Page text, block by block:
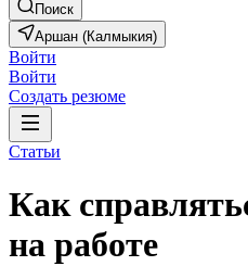
Поиск
Аршан (Калмыкия)
Войти
Войти
Создать резюме
Статьи
Как
на работе